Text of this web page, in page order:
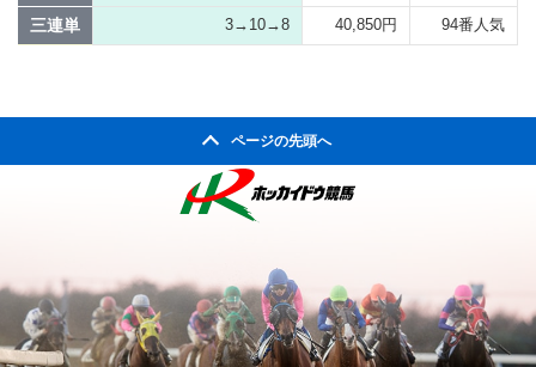
三連単 3→10→8 40,850円 94番人気
ページの先頭へ